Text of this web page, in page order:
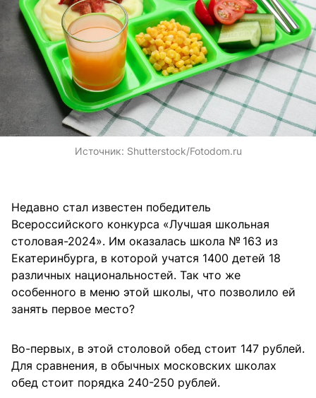
Источник: Shutterstock/Fotodom.ru
Недавно стал известен победитель
Всероссийского конкурса «Лучшая школьная
столовая-2024». Им оказалась школа № 163 из
Екатеринбурга, в которой учатся 1400 детей 18
различных национальностей. Так что же
особенного в меню этой школы, что позволило ей
занять первое место?
Во-первых, в этой столовой обед стоит 147 рублей.
Для сравнения, в обычных московских школах
обед стоит порядка 240-250 рублей.